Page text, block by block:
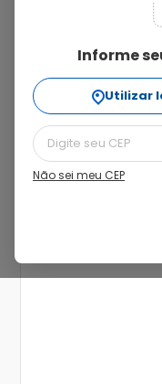
Informe
Utilizar
Não sei meu CEP
Ordenar Por
relevância
24%